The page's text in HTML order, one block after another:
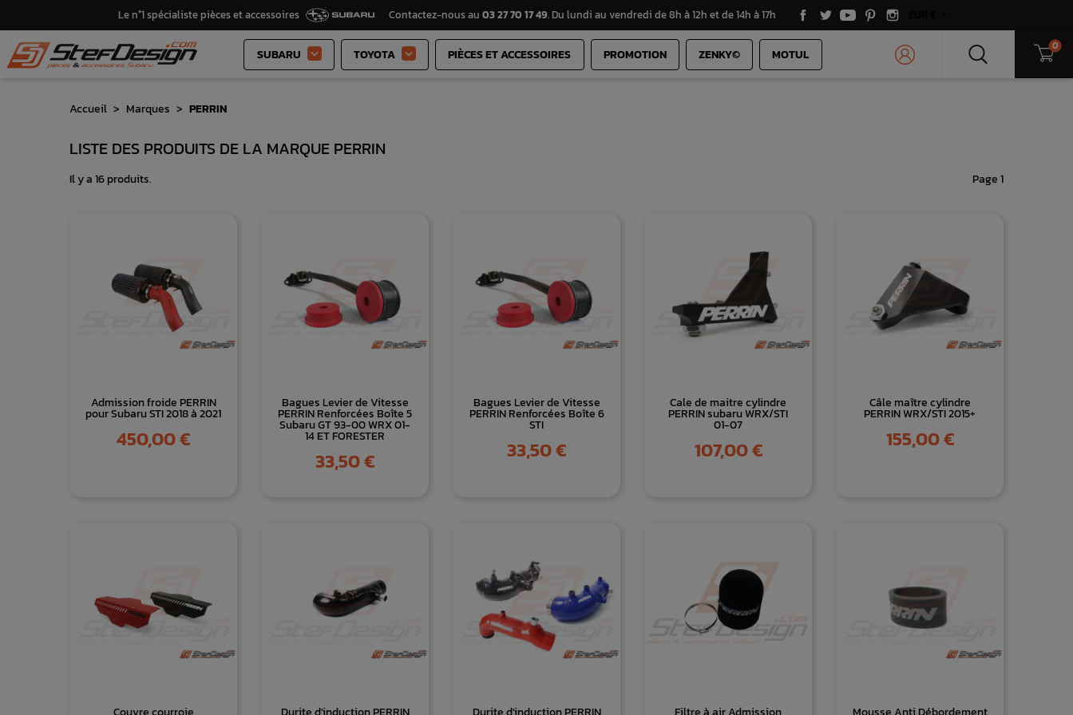
Le n°1 spécialiste pièces et accessoires Contactez-nous au 03 27 70 17 49. Du lundi au vendredi de 8h à 12h et de 14h à 17h
SUBARU  TOYOTA  PIÈCES ET ACCESSOIRES PROMOTION ZENKY© MOTUL 0
Accueil Marques PERRIN
LISTE DES PRODUITS DE LA MARQUE PERRIN
Il y a 16 produits. Page 1
Admission froide PERRIN
pour Subaru STI 2018 à 2021
Prix
450,00 €
Bagues Levier de Vitesse
PERRIN Renforcées Boîte 5
Subaru GT 93-00 WRX 01-
14 ET FORESTER
Prix
33,50 €
Bagues Levier de Vitesse
PERRIN Renforcées Boîte 6
STI
Prix
33,50 €
Cale de maitre cylindre
PERRIN subaru WRX/STI
01-07
Prix
107,00 €
Câle maître cylindre
PERRIN WRX/STI 2015+
Prix
155,00 €